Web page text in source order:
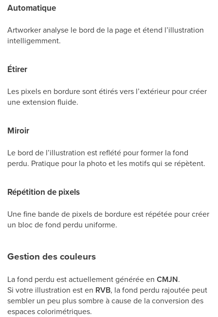
Automatique
Artworker analyse le bord de la page et étend l’illustration
intelligemment.
Étirer
Les pixels en bordure sont étirés vers l’extérieur pour créer
une extension fluide.
Miroir
Le bord de l’illustration est reflété pour former la fond
perdu. Pratique pour la photo et les motifs qui se répètent.
Répétition de pixels
Une fine bande de pixels de bordure est répétée pour créer
un bloc de fond perdu uniforme.
Gestion des couleurs
La fond perdu est actuellement générée en CMJN.
Si votre illustration est en RVB, la fond perdu rajoutée peut
sembler un peu plus sombre à cause de la conversion des
espaces colorimétriques.